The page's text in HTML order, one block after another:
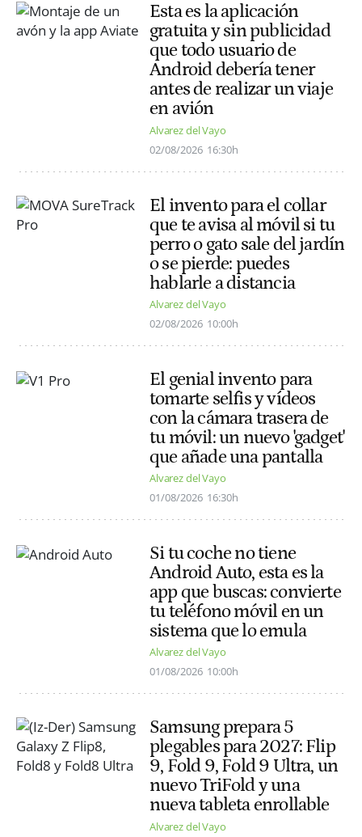
Esta es la aplicación
gratuita y sin publicidad
que todo usuario de
Android debería tener
antes de realizar un viaje
en avión
Alvarez del Vayo
02/08/2026 16:30h
El invento para el collar
que te avisa al móvil si tu
perro o gato sale del jardín
o se pierde: puedes
hablarle a distancia
Alvarez del Vayo
02/08/2026 10:00h
El genial invento para
tomarte selfis y vídeos
con la cámara trasera de
tu móvil: un nuevo 'gadget'
que añade una pantalla
Alvarez del Vayo
01/08/2026 16:30h
Si tu coche no tiene
Android Auto, esta es la
app que buscas: convierte
tu teléfono móvil en un
sistema que lo emula
Alvarez del Vayo
01/08/2026 10:00h
Samsung prepara 5
plegables para 2027: Flip
9, Fold 9, Fold 9 Ultra, un
nuevo TriFold y una
nueva tableta enrollable
Alvarez del Vayo